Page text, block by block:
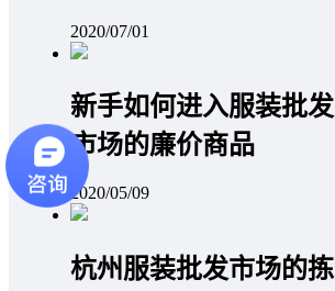
2020/07/01
新手如何进入服装批发
市场的廉价商品
2020/05/09
杭州服装批发市场的拣